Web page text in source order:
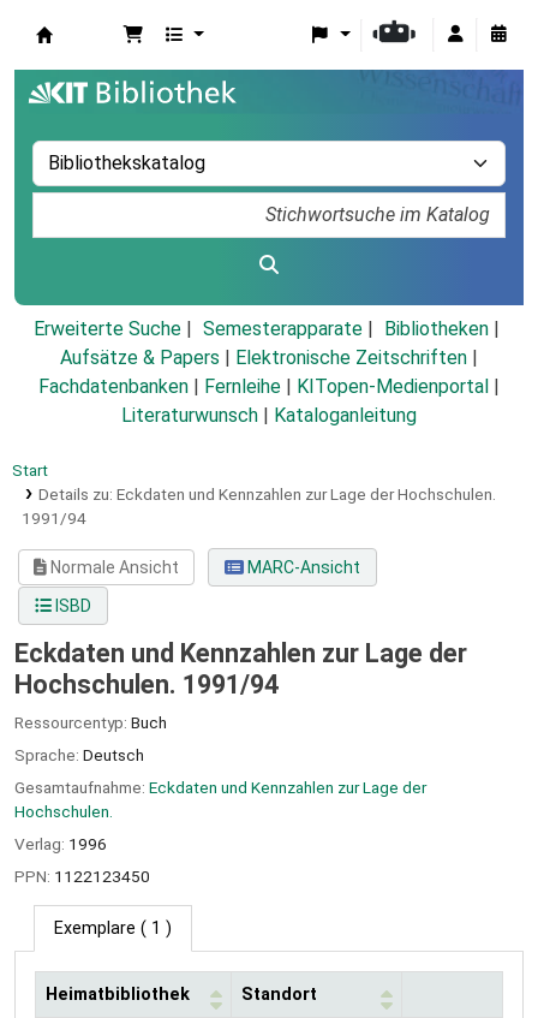
Erweiterte Suche Semesterapparate
Bibliotheken
Aufsätze & Papers
Elektronische Zeitschriften
Fachdatenbanken
Fernleihe KITopen-Medienportal
Literaturwunsch
Kataloganleitung
Start
Details zu: Eckdaten und Kennzahlen zur Lage der Hochschulen.
1991/94
Normale Ansicht
MARC-Ansicht
ISBD
Eckdaten und Kennzahlen zur Lage der
Hochschulen. 1991/94
Ressourcentyp: Buch
Sprache: Deutsch
Gesamtaufnahme: Eckdaten und Kennzahlen zur Lage der
Hochschulen.
Verlag: 1996
PPN: 1122123450
Exemplare ( 1 )
Heimatbibliothek Standort